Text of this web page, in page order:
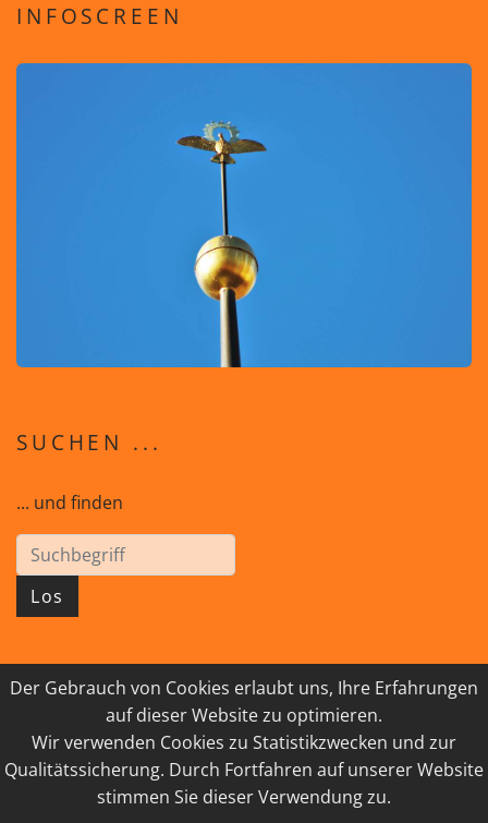
Der Gebrauch von Cookies erlaubt uns, Ihre Erfahrungen
auf dieser Website zu optimieren.
Wir verwenden Cookies zu Statistikzwecken und zur
Qualitätssicherung. Durch Fortfahren auf unserer Website
stimmen Sie dieser Verwendung zu.
INFOSCREEN
SUCHEN ...
... und finden
Los
© 2026 GEISTreich - Diözese Innsbruck
IMPRESSUM
LINKSAMMLUNG
DATENSCHUTZ
KONTAKT